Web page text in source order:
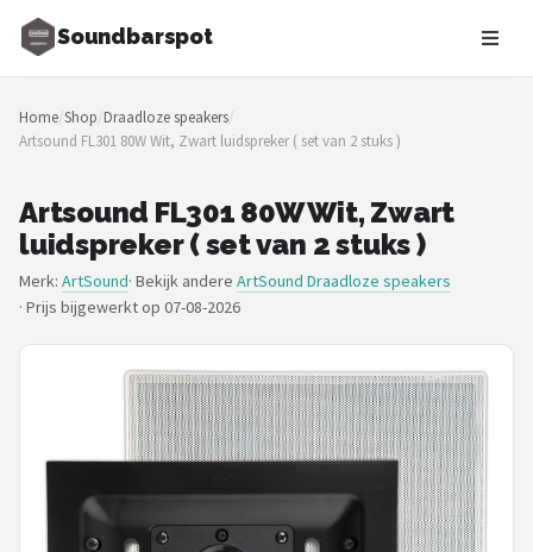
Soundbarspot
Zoeken
NAVIGATIE
Merken
Blog
Muziekstijlen
JBL
Samsung
Home/Shop/Draadloze speakers/
Artsound FL301 80W Wit, Zwart luidspreker ( set van 2 stuks )
Artsound FL301 80W Wit, Zwart
luidspreker ( set van 2 stuks )
Merk: ArtSound· Bekijk andere ArtSound Draadloze speakers
· Prijs bijgewerkt op 07-08-2026